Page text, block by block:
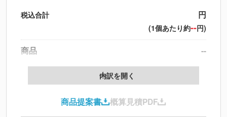
税込合計 円
(1個あたり約--円)
商品
--
製版代
印刷代
北海道・沖縄・離島 別途
内訳を開く
商品提案書 概算見積PDF